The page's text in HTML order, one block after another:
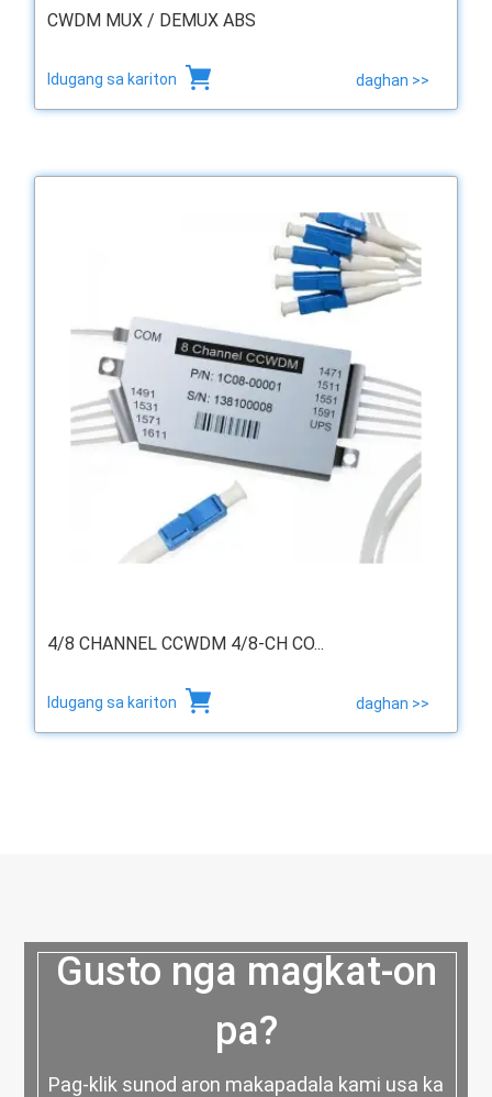
CWDM MUX / DEMUX ABS
Idugang sa kariton daghan >>
4/8 CHANNEL CCWDM 4/8-CH CO...
Idugang sa kariton daghan >>
Gusto nga magkat-on
pa?
Pag-klik sunod aron makapadala kami usa ka